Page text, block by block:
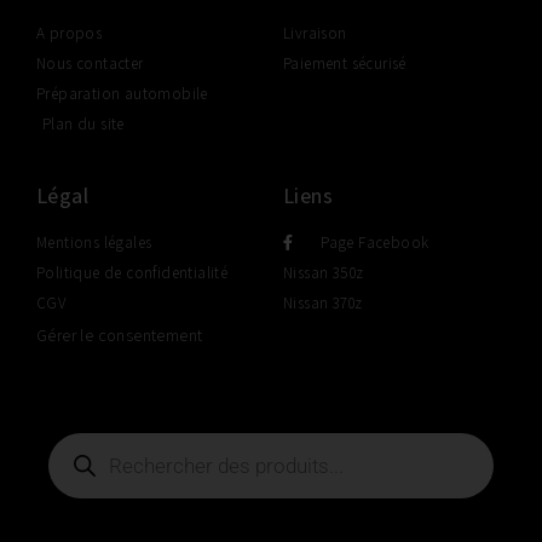
A propos
Nous contacter
Préparation automobile
Plan du site
Livraison
Paiement sécurisé
Légal
Mentions légales
Politique de confidentialité
CGV
Gérer le consentement
Liens
Page Facebook
Nissan 350z
Nissan 370z